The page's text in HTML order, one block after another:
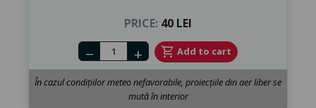
PRICE: 40 LEI
Number of tickets
remove add shopping_cart Add to cart
În cazul condițiilor meteo nefavorabile, proiecțiile din aer liber se
mută în interior